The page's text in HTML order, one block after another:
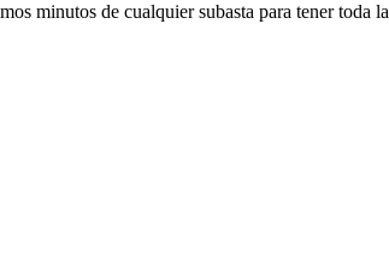
minutos de cualquier subasta para tener toda